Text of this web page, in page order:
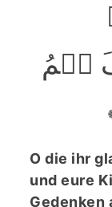
ہُمُ
O die ihr
und eure
Gedenken